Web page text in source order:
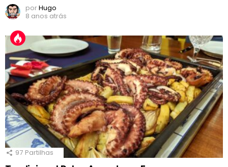
porHugo
8 anos atrás
97 Partilhas